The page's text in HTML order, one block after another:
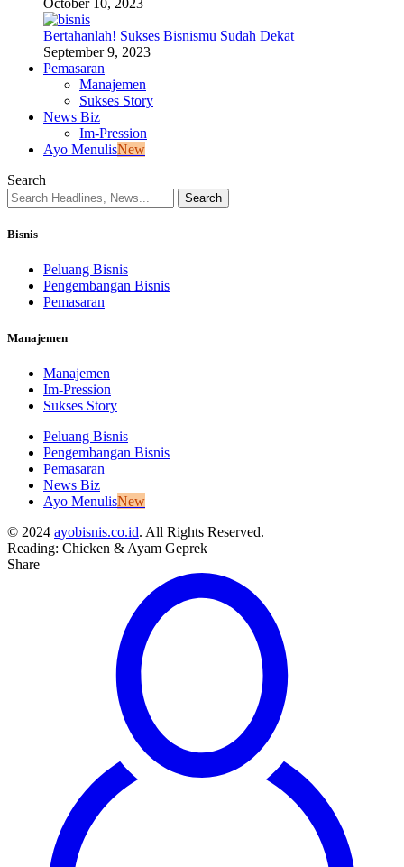
October 10, 2023
Bertahanlah! Sukses Bisnismu Sudah Dekat
September 9, 2023
Pemasaran
Manajemen
Sukses Story
News Biz
Im-Pression
Ayo MenulisNew
Search
Bisnis
Peluang Bisnis
Pengembangan Bisnis
Pemasaran
Manajemen
Manajemen
Im-Pression
Sukses Story
Peluang Bisnis
Pengembangan Bisnis
Pemasaran
News Biz
Ayo MenulisNew
© 2024 ayobisnis.co.id. All Rights Reserved.
Reading: Chicken & Ayam Geprek
Share